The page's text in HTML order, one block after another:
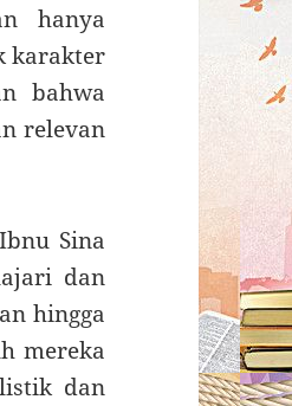
hanya
karakter
bahwa
relevan
Sina
dan
hingga
mereka
dan